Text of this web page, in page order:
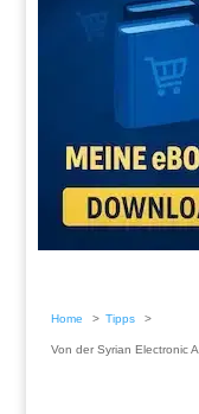
Home Tipps
Von der Syrian Electronic